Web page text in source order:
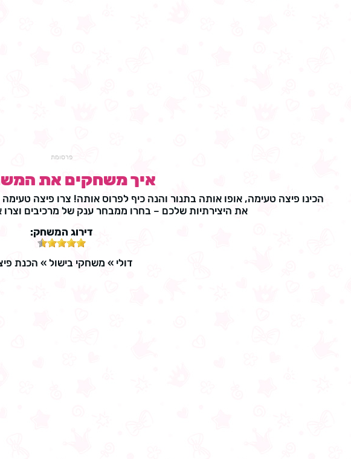
פרסומת
איך משחקים את
הכינו פיצה טעימה, אופו אותה בתנור והנה כיף לפרוס אותה! צרו פיצה
את היצירתיות שלכם – בחרו ממבחר ענק של מרכיבים
דירוג המשחק:
דולי » משחקי בישול » הכנת